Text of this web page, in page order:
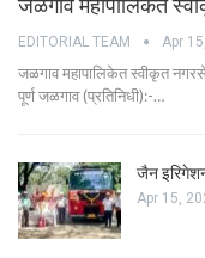
जळगाव महापालिकेत
EDITORIAL TEAM Apr
जळगाव महापालिकेत स्वीकृत
पूर्ण जळगाव (प्रतिनिधी):-…
जैन
Apr 15,